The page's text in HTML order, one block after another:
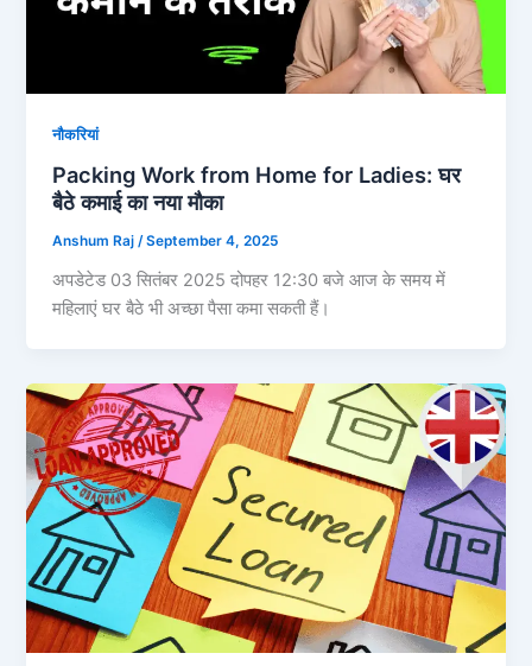
नौकरियां
Packing Work from Home for Ladies: घर
बैठे कमाई का नया मौका
Anshum Raj/September 4, 2025
अपडेटेड 03 सितंबर 2025 दोपहर 12:30 बजे आज के समय में
महिलाएं घर बैठे भी अच्छा पैसा कमा सकती हैं।